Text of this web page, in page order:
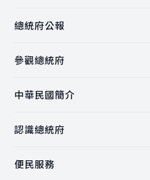
總統府公報
參觀總統府
中華民國簡介
認識總統府
便民服務